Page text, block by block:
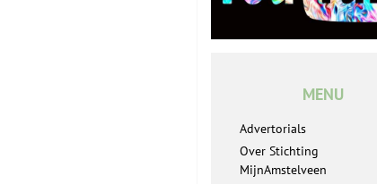
MENU
Advertorials
Over Stichting
MijnAmstelveen